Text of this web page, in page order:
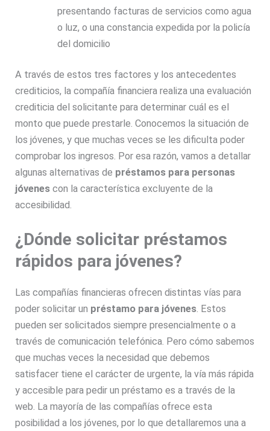
presentando facturas de servicios como agua
o luz, o una constancia expedida por la policía
del domicilio
A través de estos tres factores y los antecedentes
crediticios, la compañía financiera realiza una evaluación
crediticia del solicitante para determinar cuál es el
monto que puede prestarle. Conocemos la situación de
los jóvenes, y que muchas veces se les dificulta poder
comprobar los ingresos. Por esa razón, vamos a detallar
algunas alternativas de préstamos para personas
jóvenes con la característica excluyente de la
accesibilidad.
¿Dónde solicitar préstamos
rápidos para jóvenes?
Las compañías financieras ofrecen distintas vías para
poder solicitar un préstamo para jóvenes. Estos
pueden ser solicitados siempre presencialmente o a
través de comunicación telefónica. Pero cómo sabemos
que muchas veces la necesidad que debemos
satisfacer tiene el carácter de urgente, la vía más rápida
y accesible para pedir un préstamo es a través de la
web. La mayoría de las compañías ofrece esta
posibilidad a los jóvenes, por lo que detallaremos una a